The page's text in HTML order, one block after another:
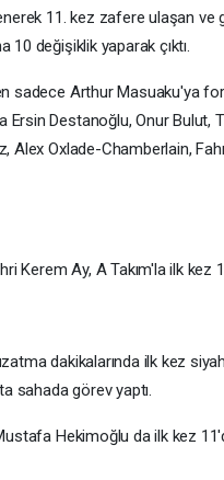
11. kez zafere ulaşan ve
10 değişiklik yaparak çıktı.
sadece Arthur Masuaku'ya
Ersin Destanoğlu, Onur Bulut,
Alex Oxlade-Chamberlain,
Kerem Ay, A Takım'la ilk kez
dakikalarında ilk kez
sahada görev yaptı.
Hekimoğlu da ilk kez